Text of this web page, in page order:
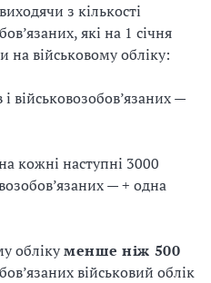
з кількості
які на 1 січня
на військовому обліку:
військовозобов’язаних —
кожні наступні 3000
— + одна
облікуменше ніж 500
військовий облік